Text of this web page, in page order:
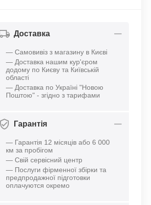
Доставка
— Самовивіз з магазину в Києві
— Доставка нашим кур'єром
додому по Києву та Київській
області
— Доставка по Україні "Новою
Поштою" - згідно з тарифами
Гарантія
— Гарантія 12 місяців або 6 000
км за пробігом
— Свій сервісний центр
— Послуги фірменної збірки та
предпродажної підготовки
оплачуются окремо